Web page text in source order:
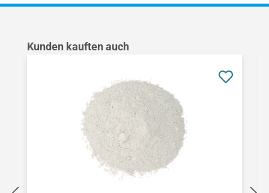
Produktgalerie überspringen
Kunden kauften auch